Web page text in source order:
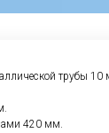
трубы 10
420 мм.